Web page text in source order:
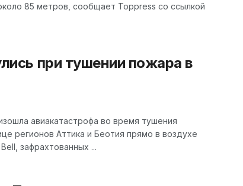
85 метров, сообщает Toppress со ссылкой
при тушении пожара в
авиакатастрофа во время тушения
регионов Аттика и Беотия прямо в воздухе
зафрахтованных ...